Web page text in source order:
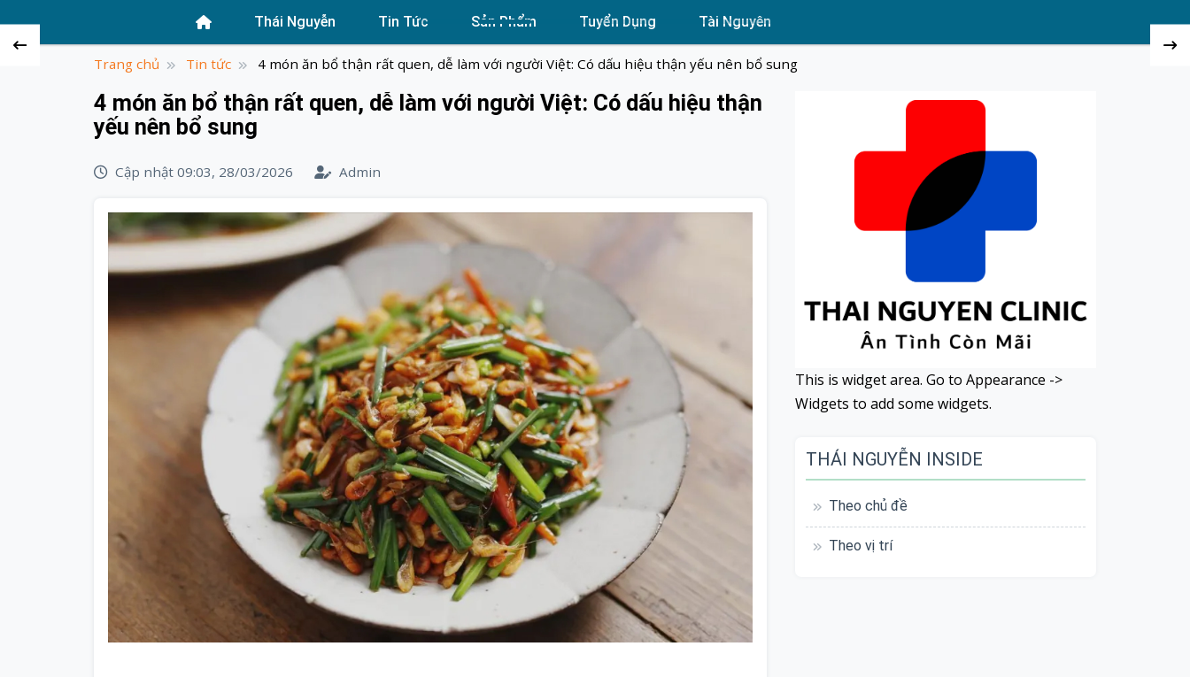
Thái Nguyễn Tin Tức Sản Phẩm Tuyển Dụng Tài Nguyên
Trang chủ Tin tức 4 món ăn bổ thận rất quen, dễ làm với người Việt: Có dấu hiệu thận yếu nên bổ sung
4 món ăn bổ thận rất quen, dễ làm với người Việt: Có dấu hiệu thận
yếu nên bổ sung
Cập nhật 09:03, 28/03/2026 Admin
This is widget area. Go to Appearance ->
Widgets to add some widgets.
THÁI NGUYỄN INSIDE
Theo chủ đề
Theo vị trí